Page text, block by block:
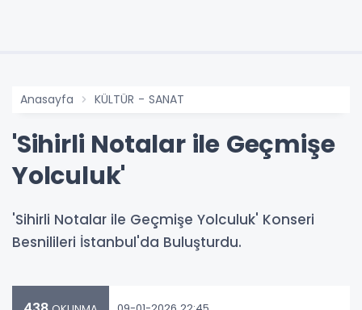
Anasayfa KÜLTÜR - SANAT
'Sihirli Notalar ile Geçmişe
Yolculuk'
'Sihirli Notalar ile Geçmişe Yolculuk' Konseri
Besnilileri İstanbul'da Buluşturdu.